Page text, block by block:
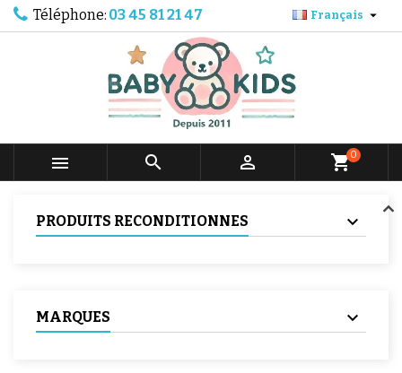
Téléphone: 03 45 81 21 47 Français 
   shopping_cart0
PRODUITS RECONDITIONNES
MARQUES